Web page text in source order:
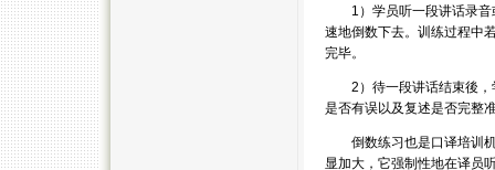
1）学员听一段讲话录音
速地倒数下去。训练过程中
完毕。
2）待一段讲话结束後，
是否有误以及复述是否完整
倒数练习也是口译培训机
显加大，它强制性地在译员